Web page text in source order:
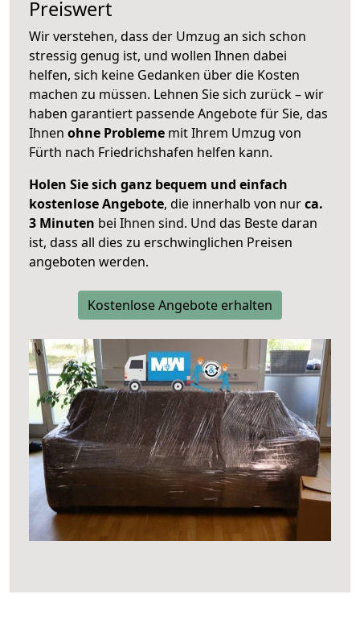
Preiswert
Wir verstehen, dass der Umzug an sich schon
stressig genug ist, und wollen Ihnen dabei
helfen, sich keine Gedanken über die Kosten
machen zu müssen. Lehnen Sie sich zurück – wir
haben garantiert passende Angebote für Sie, das
Ihnen ohne Probleme mit Ihrem Umzug von
Fürth nach Friedrichshafen helfen kann.
Holen Sie sich ganz bequem und einfach
kostenlose Angebote, die innerhalb von nurca.
3 Minuten bei Ihnen sind. Und das Beste daran
ist, dass all dies zu erschwinglichen Preisen
angeboten werden.
Kostenlose Angebote erhalten